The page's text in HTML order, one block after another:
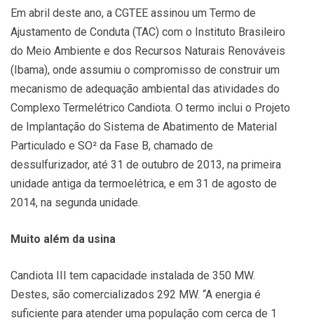
Em abril deste ano, a CGTEE assinou um Termo de
Ajustamento de Conduta (TAC) com o Instituto Brasileiro
do Meio Ambiente e dos Recursos Naturais Renováveis
(Ibama), onde assumiu o compromisso de construir um
mecanismo de adequação ambiental das atividades do
Complexo Termelétrico Candiota. O termo inclui o Projeto
de Implantação do Sistema de Abatimento de Material
Particulado e SO² da Fase B, chamado de
dessulfurizador, até 31 de outubro de 2013, na primeira
unidade antiga da termoelétrica, e em 31 de agosto de
2014, na segunda unidade.
Muito além da usina
Candiota III tem capacidade instalada de 350 MW.
Destes, são comercializados 292 MW. “A energia é
suficiente para atender uma população com cerca de 1